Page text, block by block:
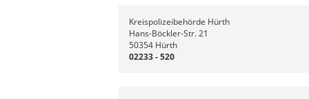
Kreispolizeibehörde Hürth
Hans-Böckler-Str. 21
50354 Hürth
02233 - 520